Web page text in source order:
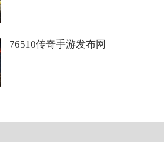
76510传奇手游发布网